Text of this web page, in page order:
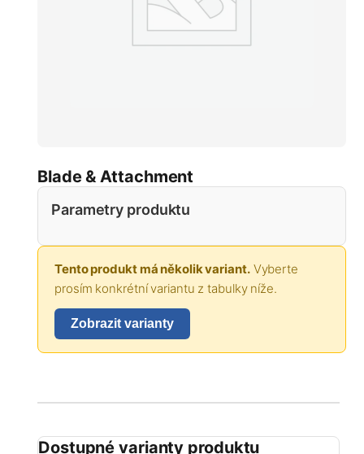
Blade & Attachment
Parametry produktu
Tento produkt má několik variant.Vyberte
prosím konkrétní variantu z tabulky níže.
Zobrazit varianty
Dostupné varianty produktu